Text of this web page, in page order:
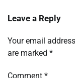
Leave a Reply
Your email
are marked *
Comment *